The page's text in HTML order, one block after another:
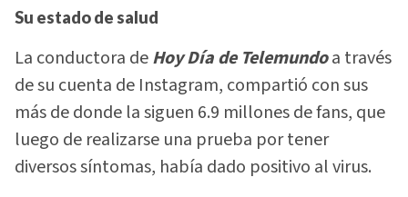
Su estado de salud
La conductora deHoy Día de Telemundoa través
de su cuenta de Instagram, compartió con sus
más de donde la siguen 6.9 millones de fans, que
luego de realizarse una prueba por tener
diversos síntomas, había dado positivo al virus.